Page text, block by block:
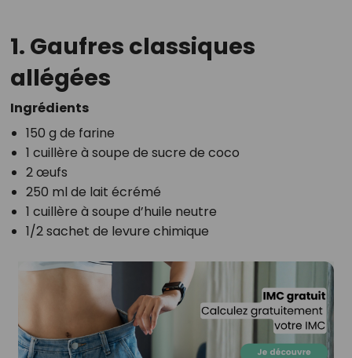
1. Gaufres classiques
allégées
Ingrédients
150 g de farine
1 cuillère à soupe de sucre de coco
2 œufs
250 ml de lait écrémé
1 cuillère à soupe d’huile neutre
1/2 sachet de levure chimique